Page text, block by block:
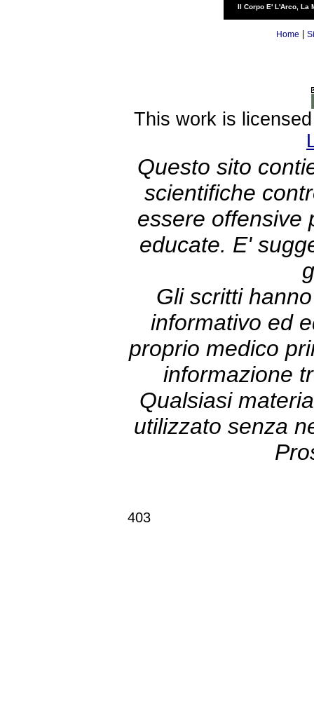
Il Corpo E' L'Arco, La
Home
This work is
Questo sito
scientifiche
essere offensive
educate. E'
Gli scritti
informativo ed
proprio medico
informazione
Qualsiasi
utilizzato senza
403